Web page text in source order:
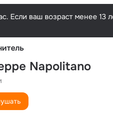
Если ваш возраст менее 13
Napolitano